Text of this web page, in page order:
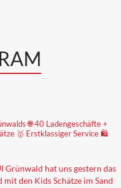
🌐 40 Ladengeschäfte +
🥇 Erstklassiger Service 🛍